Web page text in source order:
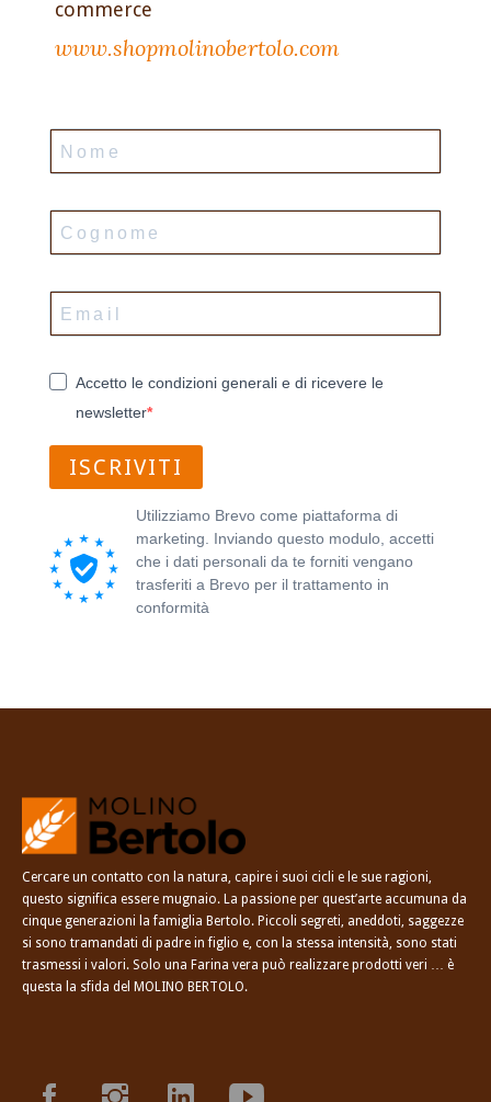
commerce
www.shopmolinobertolo.com
Accetto le condizioni generali e di ricevere le
newsletter
ISCRIVITI
Utilizziamo Brevo come piattaforma di
marketing. Inviando questo modulo, accetti
che i dati personali da te forniti vengano
trasferiti a Brevo per il trattamento in
conformità
Cercare un contatto con la natura, capire i suoi cicli e le sue ragioni,
questo significa essere mugnaio. La passione per quest’arte accumuna da
cinque generazioni la famiglia Bertolo. Piccoli segreti, aneddoti, saggezze
si sono tramandati di padre in figlio e, con la stessa intensità, sono stati
trasmessi i valori. Solo una Farina vera può realizzare prodotti veri … è
questa la sfida del MOLINO BERTOLO.